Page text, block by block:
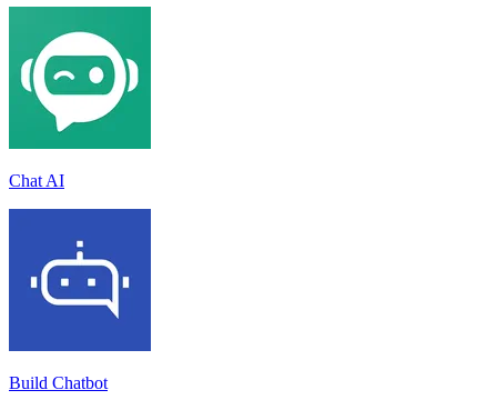
Chat AI
Build Chatbot